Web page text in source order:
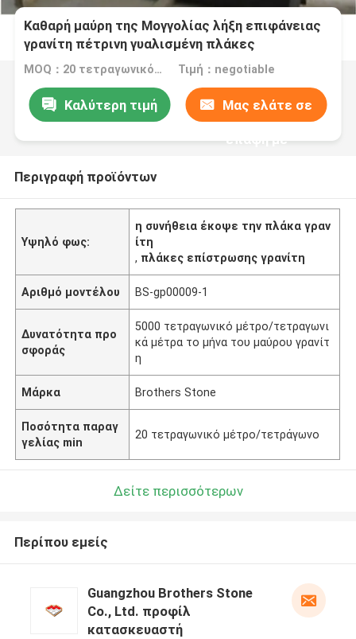
Καθαρή μαύρη της Μογγολίας λήξη επιφάνειας
γρανίτη πέτρινη γυαλισμένη πλάκες
MOQ：20 τετραγωνικό μέτρο/τετράγωνο Τιμή：negotiable
Καλύτερη τιμή Μας ελάτε σε
επαφή με
Περιγραφή προϊόντων
Υψηλό φως:
η συνήθεια έκοψε την πλάκα γραν
ίτη
, πλάκες επίστρωσης γρανίτη
Αριθμό μοντέλου BS-gp00009-1
Δυνατότητα προ
σφοράς
5000 τετραγωνικό μέτρο/τετραγωνι
κά μέτρα το μήνα του μαύρου γρανίτ
η
Μάρκα Brothers Stone
Ποσότητα παραγ
γελίας min
20 τετραγωνικό μέτρο/τετράγωνο
Δείτε περισσότερων
Περίπου εμείς
Guangzhou Brothers Stone
Co., Ltd. προφίλ
κατασκευαστή